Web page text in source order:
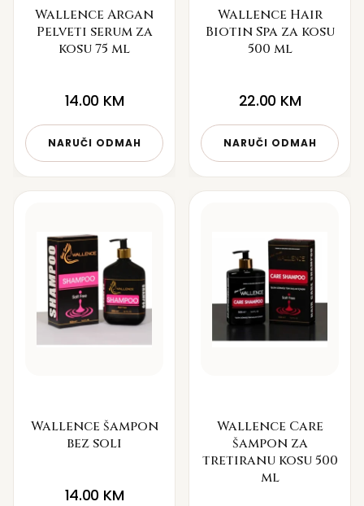
Wallence Argan
Pelveti serum za
kosu 75 ml
14.00 KM
NARUČI ODMAH
Wallence Hair
Biotin Spa za kosu
500 ml
22.00 KM
NARUČI ODMAH
Wallence šampon
bez soli
14.00 KM
Wallence Care
šampon za
tretiranu kosu 500
ml